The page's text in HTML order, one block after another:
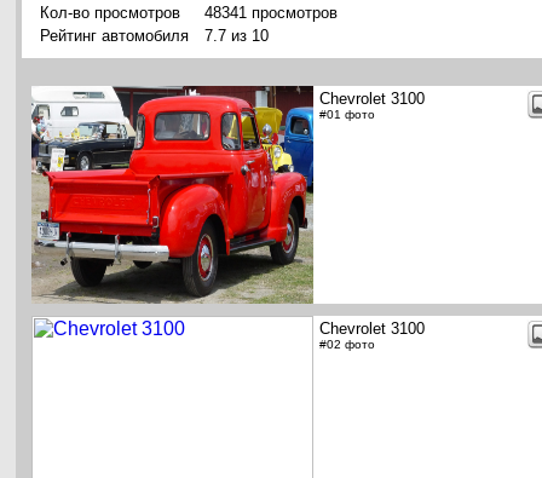
Кол-во просмотров
48341 просмотров
Рейтинг автомобиля
7.7 из 10
Chevrolet 3100
#01 фото
Chevrolet 3100
#02 фото